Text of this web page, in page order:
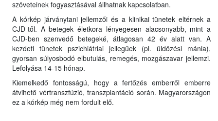
szöveteinek fogyasztásával állhatnak kapcsolatban.
A kórkép járványtani jellemzői és a klinikai tünetek eltérnek a
CJD-től. A betegek életkora lényegesen alacsonyabb, mint a
CJD-ben szenvedő betegeké, átlagosan 42 év alatt van. A
kezdeti tünetek pszichiátriai jellegűek (pl. üldözési mánia),
gyorsan súlyosbodó elbutulás, remegés, mozgászavar jellemzi.
Lefolyása 14-15 hónap.
Kiemelkedő fontosságú, hogy a fertőzés emberről emberre
átvihető vértranszfúzió, transzplantáció során. Magyarországon
ez a kórkép még nem fordult elő.